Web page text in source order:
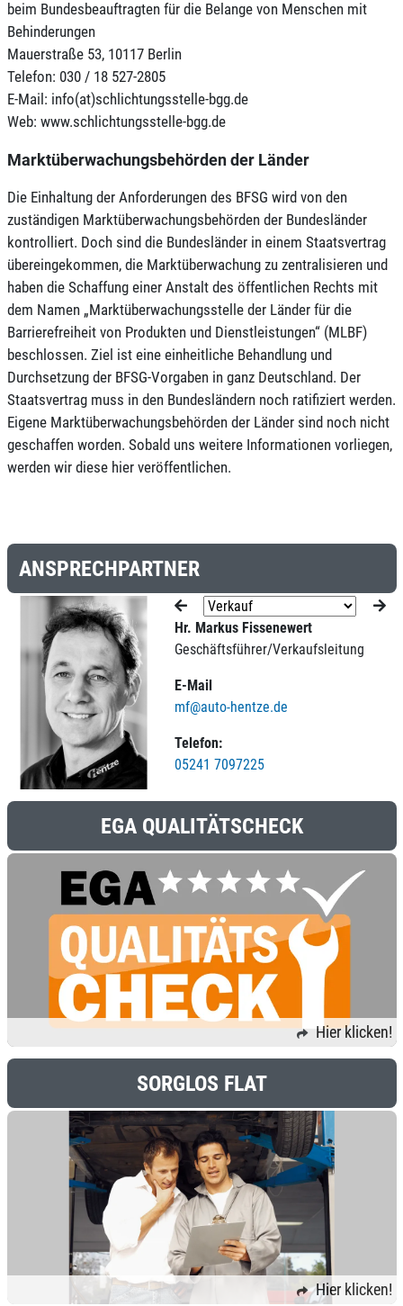
beim Bundesbeauftragten für die Belange von Menschen mit
Behinderungen
Mauerstraße 53, 10117 Berlin
Telefon: 030 / 18 527-2805
E-Mail: info(at)schlichtungsstelle-bgg.de
Web: www.schlichtungsstelle-bgg.de
Marktüberwachungsbehörden der Länder
Die Einhaltung der Anforderungen des BFSG wird von den
zuständigen Marktüberwachungsbehörden der Bundesländer
kontrolliert. Doch sind die Bundesländer in einem Staatsvertrag
übereingekommen, die Marktüberwachung zu zentralisieren und
haben die Schaffung einer Anstalt des öffentlichen Rechts mit
dem Namen „Marktüberwachungsstelle der Länder für die
Barrierefreiheit von Produkten und Dienstleistungen“ (MLBF)
beschlossen. Ziel ist eine einheitliche Behandlung und
Durchsetzung der BFSG-Vorgaben in ganz Deutschland. Der
Staatsvertrag muss in den Bundesländern noch ratifiziert werden.
Eigene Marktüberwachungsbehörden der Länder sind noch nicht
geschaffen worden. Sobald uns weitere Informationen vorliegen,
werden wir diese hier veröffentlichen.
ANSPRECHPARTNER
Hr. Markus Fissenewert
Geschäftsführer/Verkaufsleitung
E-Mail
mf@auto-hentze.de
Telefon:
05241 7097225
EGA QUALITÄTSCHECK
Hier klicken!
SORGLOS FLAT
Hier klicken!